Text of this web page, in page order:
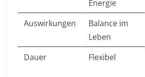
Energie
Auswirkungen
Balance im
Leben
Dauer
Flexibel